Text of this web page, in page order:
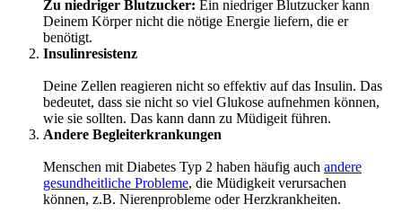
Zu niedriger Blutzucker: Ein niedriger Blutzucker kann
Deinem Körper nicht die nötige Energie liefern, die er
benötigt.
Insulinresistenz
Deine Zellen reagieren nicht so effektiv auf das Insulin. Das
bedeutet, dass sie nicht so viel Glukose aufnehmen können,
wie sie sollten. Das kann dann zu Müdigeit führen.
Andere Begleiterkrankungen
Menschen mit Diabetes Typ 2 haben häufig auch andere
gesundheitliche Probleme, die Müdigkeit verursachen
können, z.B. Nierenprobleme oder Herzkrankheiten.